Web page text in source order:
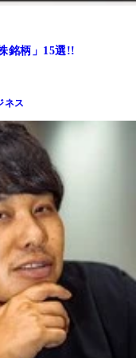
銘柄」15選!!
ネス